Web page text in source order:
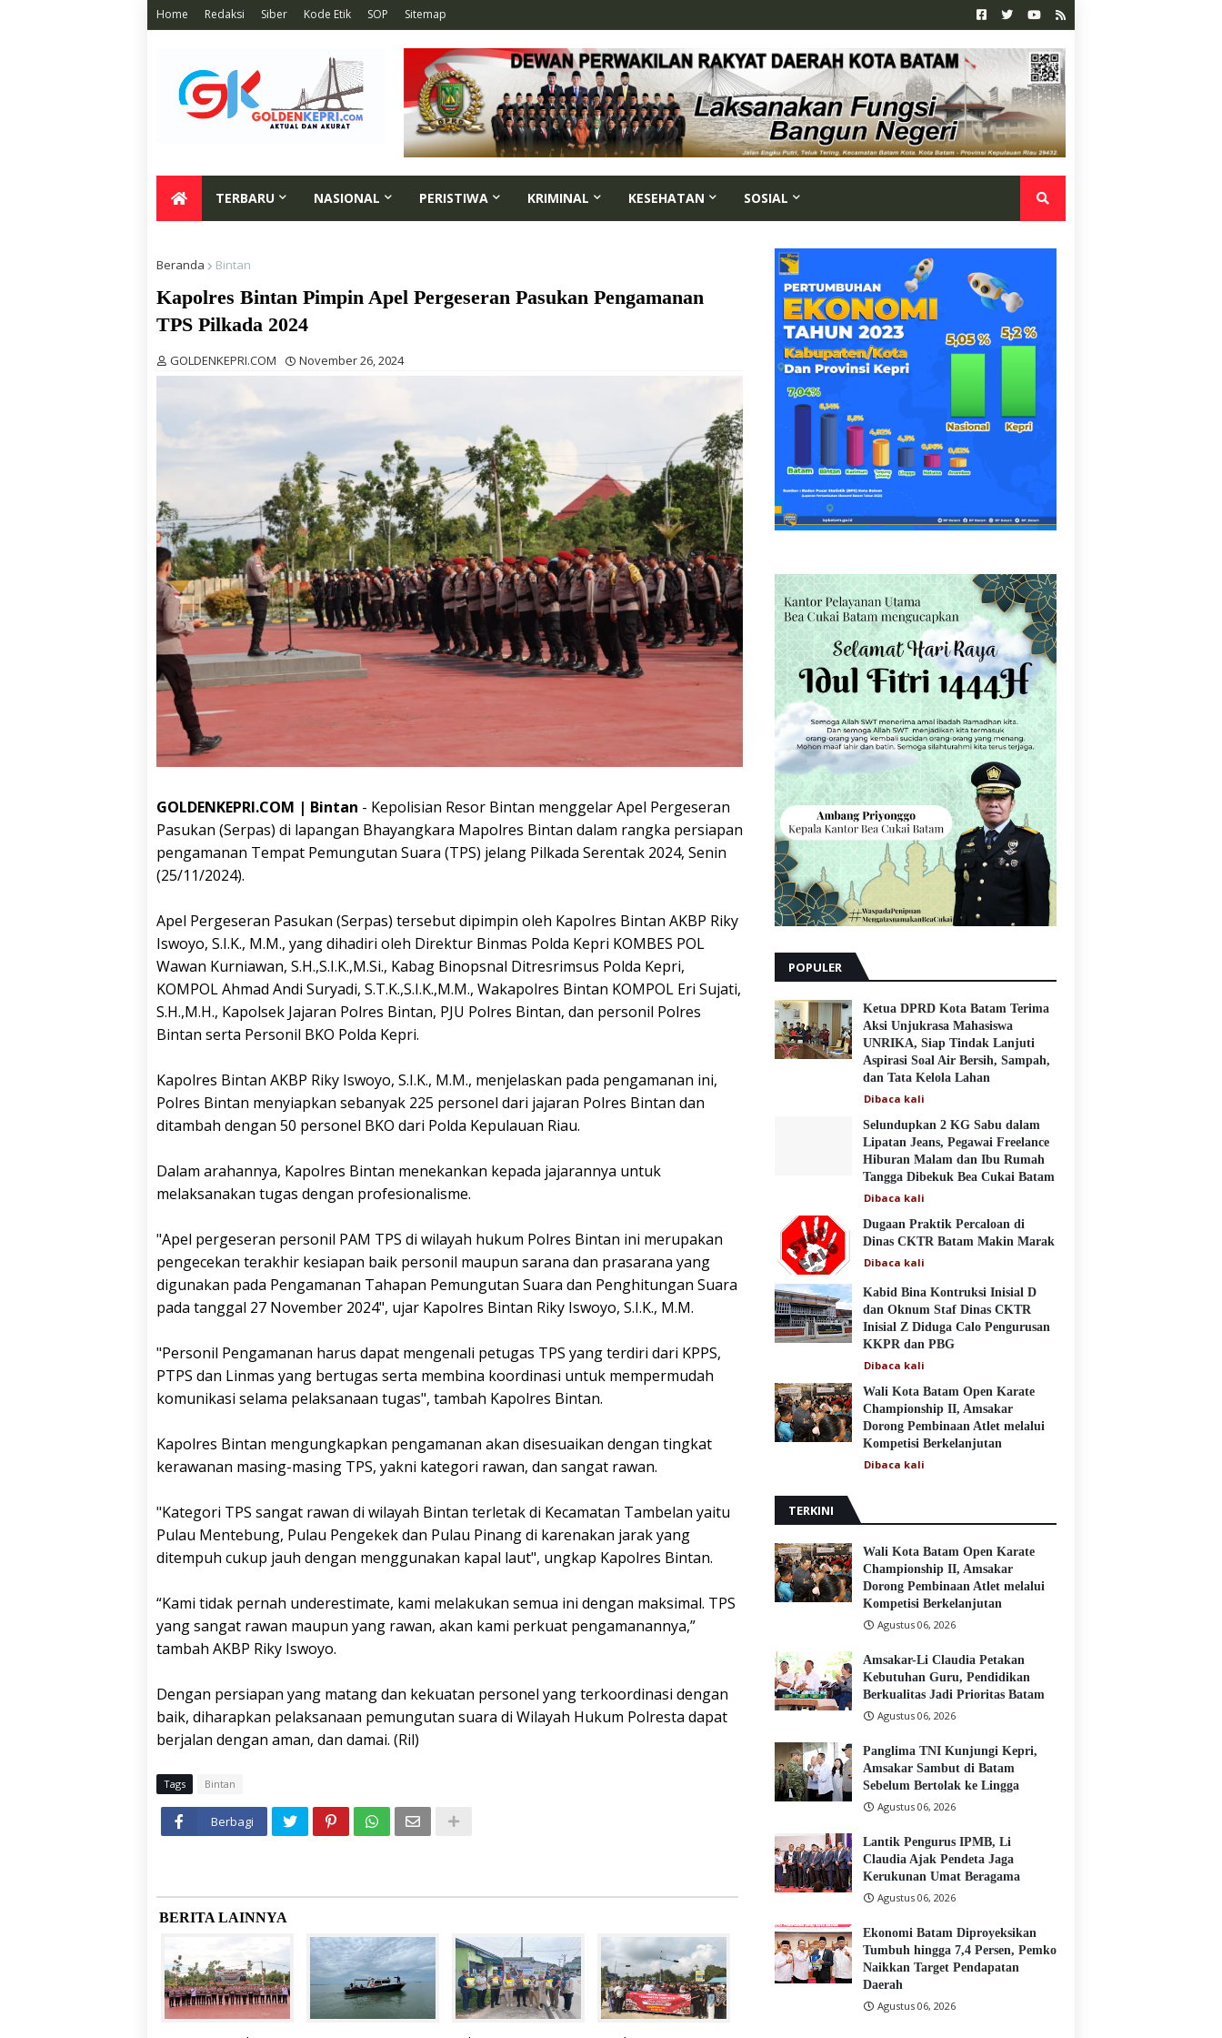
Home Redaksi Siber Kode Etik SOP Sitemap
TERBARU NASIONAL PERISTIWA KRIMINAL KESEHATAN SOSIAL
Beranda Bintan
Kapolres Bintan Pimpin Apel Pergeseran Pasukan Pengamanan
TPS Pilkada 2024
GOLDENKEPRI.COM November 26, 2024
GOLDENKEPRI.COM | Bintan - Kepolisian Resor Bintan menggelar Apel Pergeseran
Pasukan (Serpas) di lapangan Bhayangkara Mapolres Bintan dalam rangka persiapan
pengamanan Tempat Pemungutan Suara (TPS) jelang Pilkada Serentak 2024, Senin
(25/11/2024).
Apel Pergeseran Pasukan (Serpas) tersebut dipimpin oleh Kapolres Bintan AKBP Riky
Iswoyo, S.I.K., M.M., yang dihadiri oleh Direktur Binmas Polda Kepri KOMBES POL
Wawan Kurniawan, S.H.,S.I.K.,M.Si., Kabag Binopsnal Ditresrimsus Polda Kepri,
KOMPOL Ahmad Andi Suryadi, S.T.K.,S.I.K.,M.M., Wakapolres Bintan KOMPOL Eri Sujati,
S.H.,M.H., Kapolsek Jajaran Polres Bintan, PJU Polres Bintan, dan personil Polres
Bintan serta Personil BKO Polda Kepri.
Kapolres Bintan AKBP Riky Iswoyo, S.I.K., M.M., menjelaskan pada pengamanan ini,
Polres Bintan menyiapkan sebanyak 225 personel dari jajaran Polres Bintan dan
ditambah dengan 50 personel BKO dari Polda Kepulauan Riau.
Dalam arahannya, Kapolres Bintan menekankan kepada jajarannya untuk
melaksanakan tugas dengan profesionalisme.
"Apel pergeseran personil PAM TPS di wilayah hukum Polres Bintan ini merupakan
pengecekan terakhir kesiapan baik personil maupun sarana dan prasarana yang
digunakan pada Pengamanan Tahapan Pemungutan Suara dan Penghitungan Suara
pada tanggal 27 November 2024", ujar Kapolres Bintan Riky Iswoyo, S.I.K., M.M.
"Personil Pengamanan harus dapat mengenali petugas TPS yang terdiri dari KPPS,
PTPS dan Linmas yang bertugas serta membina koordinasi untuk mempermudah
komunikasi selama pelaksanaan tugas", tambah Kapolres Bintan.
Kapolres Bintan mengungkapkan pengamanan akan disesuaikan dengan tingkat
kerawanan masing-masing TPS, yakni kategori rawan, dan sangat rawan.
"Kategori TPS sangat rawan di wilayah Bintan terletak di Kecamatan Tambelan yaitu
Pulau Mentebung, Pulau Pengekek dan Pulau Pinang di karenakan jarak yang
ditempuh cukup jauh dengan menggunakan kapal laut", ungkap Kapolres Bintan.
“Kami tidak pernah underestimate, kami melakukan semua ini dengan maksimal. TPS
yang sangat rawan maupun yang rawan, akan kami perkuat pengamanannya,”
tambah AKBP Riky Iswoyo.
Dengan persiapan yang matang dan kekuatan personel yang terkoordinasi dengan
baik, diharapkan pelaksanaan pemungutan suara di Wilayah Hukum Polresta dapat
berjalan dengan aman, dan damai. (Ril)
Tags Bintan
Berbagi
BERITA LAINNYA
POPULER
Ketua DPRD Kota Batam Terima
Aksi Unjukrasa Mahasiswa
UNRIKA, Siap Tindak Lanjuti
Aspirasi Soal Air Bersih, Sampah,
dan Tata Kelola Lahan
Dibaca kali
Selundupkan 2 KG Sabu dalam
Lipatan Jeans, Pegawai Freelance
Hiburan Malam dan Ibu Rumah
Tangga Dibekuk Bea Cukai Batam
Dibaca kali
Dugaan Praktik Percaloan di
Dinas CKTR Batam Makin Marak
Dibaca kali
Kabid Bina Kontruksi Inisial D
dan Oknum Staf Dinas CKTR
Inisial Z Diduga Calo Pengurusan
KKPR dan PBG
Dibaca kali
Wali Kota Batam Open Karate
Championship II, Amsakar
Dorong Pembinaan Atlet melalui
Kompetisi Berkelanjutan
Dibaca kali
TERKINI
Wali Kota Batam Open Karate
Championship II, Amsakar
Dorong Pembinaan Atlet melalui
Kompetisi Berkelanjutan
Agustus 06, 2026
Amsakar-Li Claudia Petakan
Kebutuhan Guru, Pendidikan
Berkualitas Jadi Prioritas Batam
Agustus 06, 2026
Panglima TNI Kunjungi Kepri,
Amsakar Sambut di Batam
Sebelum Bertolak ke Lingga
Agustus 06, 2026
Lantik Pengurus IPMB, Li
Claudia Ajak Pendeta Jaga
Kerukunan Umat Beragama
Agustus 06, 2026
Ekonomi Batam Diproyeksikan
Tumbuh hingga 7,4 Persen, Pemko
Naikkan Target Pendapatan
Daerah
Agustus 06, 2026